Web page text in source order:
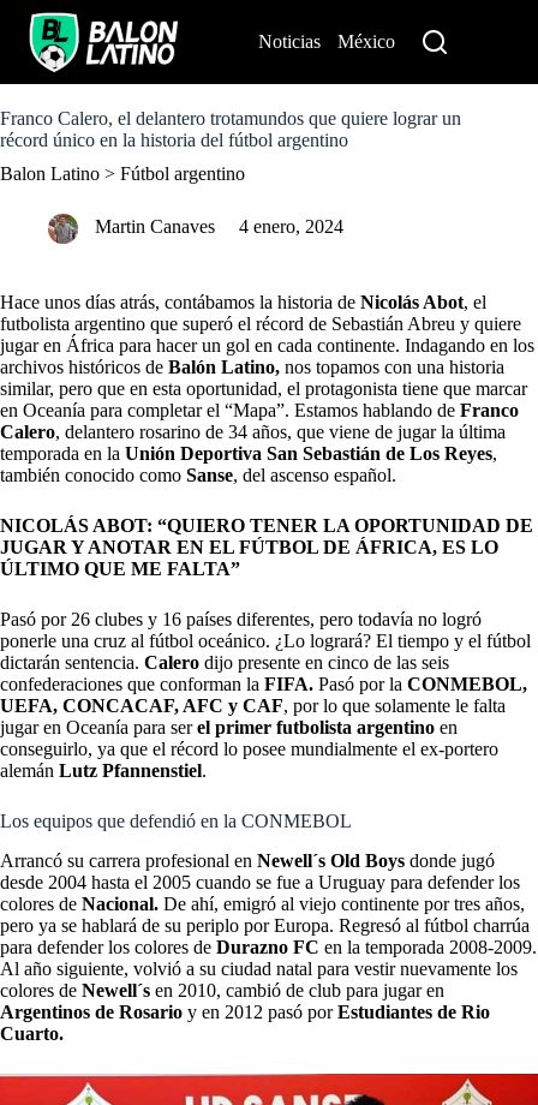
o
c
n
Noticias México
Franco Calero, el delantero trotamundos que quiere lograr un
récord único en la historia del fútbol argentino
Balon Latino > Fútbol argentino
Martin Canaves 4 enero, 2024
Hace unos días atrás, contábamos la historia de Nicolás Abot, el
futbolista argentino que superó el récord de Sebastián Abreu y quiere
jugar en África para hacer un gol en cada continente. Indagando en los
archivos históricos de Balón Latino, nos topamos con una historia
similar, pero que en esta oportunidad, el protagonista tiene que marcar
en Oceanía para completar el “Mapa”. Estamos hablando de Franco
Calero, delantero rosarino de 34 años, que viene de jugar la última
temporada en la Unión Deportiva San Sebastián de Los Reyes,
también conocido como Sanse, del ascenso español.
NICOLÁS ABOT: “QUIERO TENER LA OPORTUNIDAD DE
JUGAR Y ANOTAR EN EL FÚTBOL DE ÁFRICA, ES LO
ÚLTIMO QUE ME FALTA”
Pasó por 26 clubes y 16 países diferentes, pero todavía no logró
ponerle una cruz al fútbol oceánico. ¿Lo logrará? El tiempo y el fútbol
dictarán sentencia. Calero dijo presente en cinco de las seis
confederaciones que conforman la FIFA. Pasó por la CONMEBOL,
UEFA, CONCACAF, AFC y CAF, por lo que solamente le falta
jugar en Oceanía para serel primer futbolista argentino en
conseguirlo, ya que el récord lo posee mundialmente el ex-portero
alemán Lutz Pfannenstiel.
Los equipos que defendió en la CONMEBOL
Arrancó su carrera profesional en Newell´s Old Boys donde jugó
desde 2004 hasta el 2005 cuando se fue a Uruguay para defender los
colores de Nacional. De ahí, emigró al viejo continente por tres años,
pero ya se hablará de su periplo por Europa. Regresó al fútbol charrúa
para defender los colores de Durazno FC en la temporada 2008-2009.
Al año siguiente, volvió a su ciudad natal para vestir nuevamente los
colores de Newell´s en 2010, cambió de club para jugar en
Argentinos de Rosario y en 2012 pasó porEstudiantes de Rio
Cuarto.